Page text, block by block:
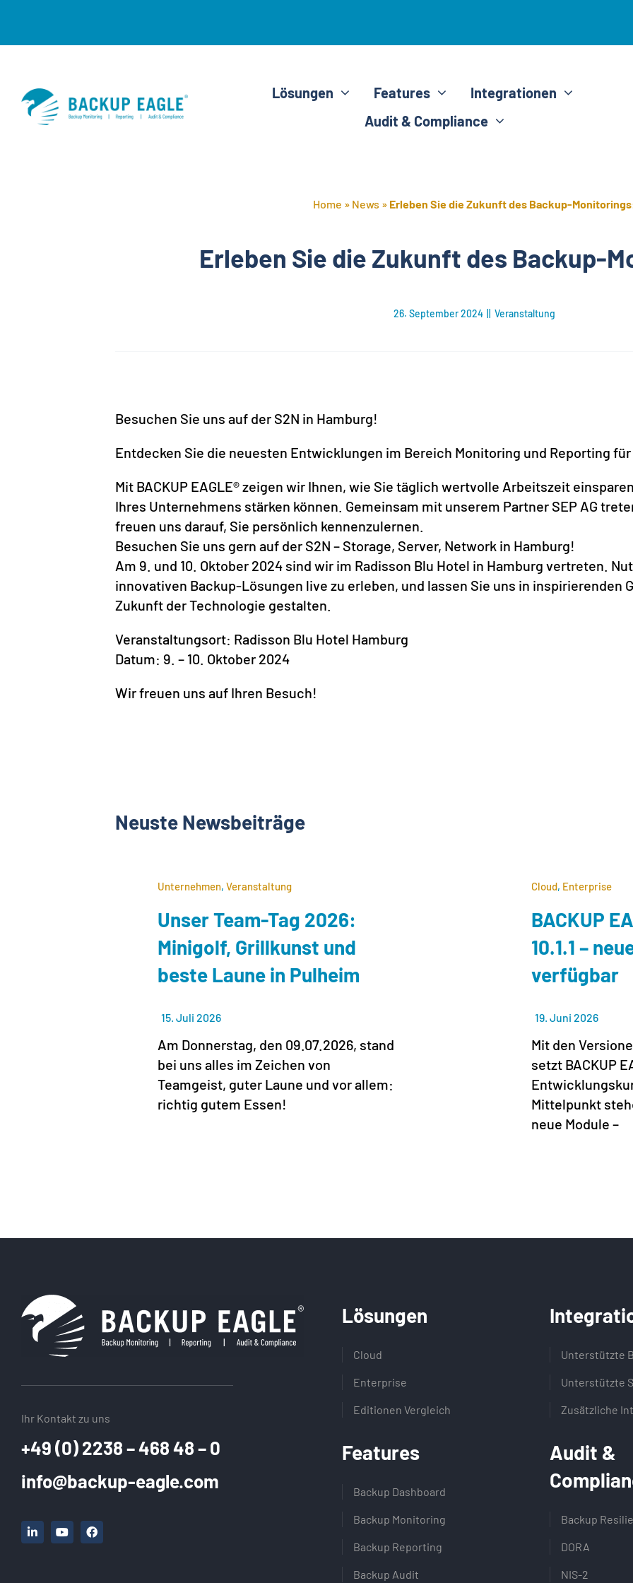
content
Lösungen Features
Integrationen
Audit & Compliance
Home » News » Erleben Sie die Zukunft des Backup-
Erleben Sie die Zukunft des Backup-
26. September 2024 Veranstaltung
Besuchen Sie uns auf der S2N in Hamburg!
Entdecken Sie die neuesten Entwicklungen im Bereich Monitoring und Reporting
Mit BACKUP EAGLE® zeigen wir Ihnen, wie Sie täglich wertvolle Arbeitszeit
Ihres Unternehmens stärken können. Gemeinsam mit unserem Partner SEP AG
freuen uns darauf, Sie persönlich kennenzulernen.
Besuchen Sie uns gern auf der S2N – Storage, Server, Network in Hamburg!
Am 9. und 10. Oktober 2024 sind wir im Radisson Blu Hotel in Hamburg vertreten.
innovativen Backup-Lösungen live zu erleben, und lassen Sie uns in inspirierenden
Zukunft der Technologie gestalten.
Veranstaltungsort: Radisson Blu Hotel Hamburg
Datum: 9. – 10. Oktober 2024
Wir freuen uns auf Ihren Besuch!
Neuste Newsbeiträge
Unternehmen,Veranstaltung
Unser Team-Tag 2026:
Minigolf, Grillkunst und
beste Laune in Pulheim
15. Juli 2026
Am Donnerstag, den 09.07.2026, stand
bei uns alles im Zeichen von
Teamgeist, guter Laune und vor allem:
richtig gutem Essen!
Cloud, Enterprise
BACKUP
10.1.1 –
verfügbar
19. Juni 2026
Mit den
setzt BACKUP
Mittelpunkt
neue Module –
Ihr Kontakt zu uns
+49 (0) 2238 – 468 48 – 0
info@backup-eagle.com
Lösungen
Cloud
Enterprise
Editionen Vergleich
Features
Backup Dashboard
Backup Monitoring
Backup Reporting
Backup Audit
Unterstützte
Unterstützte
Zusätzliche
Audit &
Backup
DORA
NIS-2